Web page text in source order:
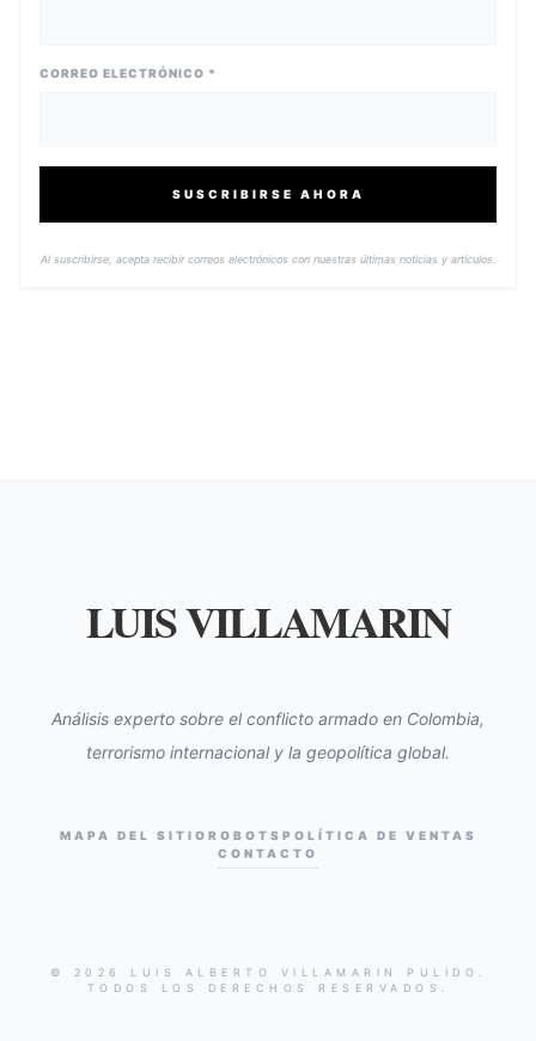
CORREO ELECTRÓNICO *
SUSCRIBIRSE AHORA
Al suscribirse, acepta recibir correos electrónicos con nuestras últimas noticias y artículos.
LUIS VILLAMARIN
Análisis experto sobre el conflicto armado en Colombia,
terrorismo internacional y la geopolítica global.
MAPA DEL SITIO ROBOTS POLÍTICA DE VENTAS
CONTACTO
© 2026 LUIS ALBERTO VILLAMARIN PULIDO.
TODOS LOS DERECHOS RESERVADOS.